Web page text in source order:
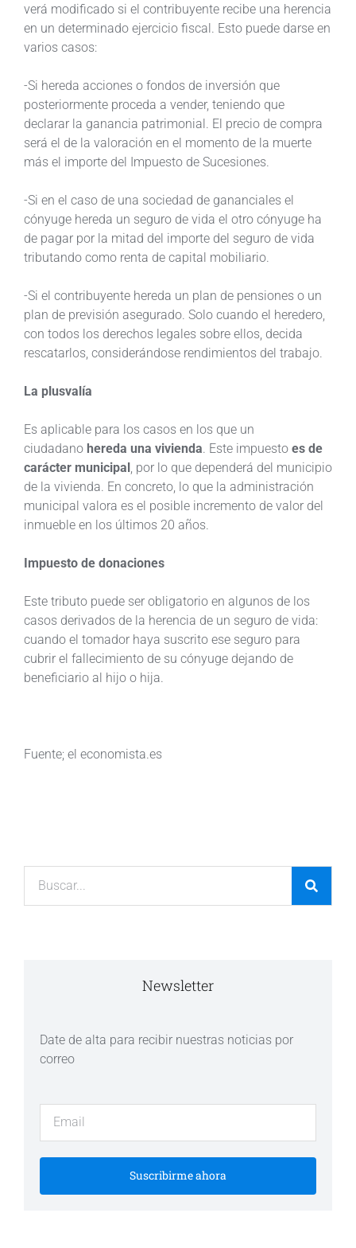
verá modificado si el contribuyente recibe una herencia
en un determinado ejercicio fiscal. Esto puede darse en
varios casos:
-Si hereda acciones o fondos de inversión que
posteriormente proceda a vender, teniendo que
declarar la ganancia patrimonial. El precio de compra
será el de la valoración en el momento de la muerte
más el importe del Impuesto de Sucesiones.
-Si en el caso de una sociedad de gananciales el
cónyuge hereda un seguro de vida el otro cónyuge ha
de pagar por la mitad del importe del seguro de vida
tributando como renta de capital mobiliario.
-Si el contribuyente hereda un plan de pensiones o un
plan de previsión asegurado. Solo cuando el heredero,
con todos los derechos legales sobre ellos, decida
rescatarlos, considerándose rendimientos del trabajo.
La plusvalía
Es aplicable para los casos en los que un
ciudadano hereda una vivienda. Este impuesto es de
carácter municipal , por lo que dependerá del municipio
de la vivienda. En concreto, lo que la administración
municipal valora es el posible incremento de valor del
inmueble en los últimos 20 años.
Impuesto de donaciones
Este tributo puede ser obligatorio en algunos de los
casos derivados de la herencia de un seguro de vida:
cuando el tomador haya suscrito ese seguro para
cubrir el fallecimiento de su cónyuge dejando de
beneficiario al hijo o hija.
Fuente; el economista.es
Newsletter
Date de alta para recibir nuestras noticias por
correo
Suscribirme ahora